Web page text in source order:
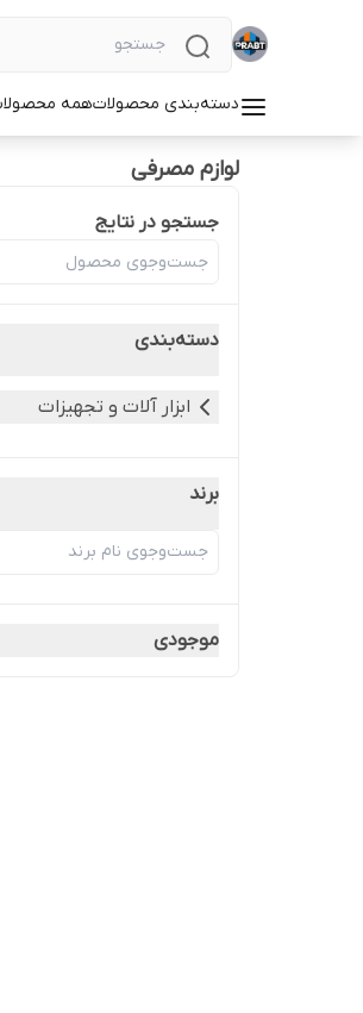
دسته‌بندی محصولاتهمه
لوازم مصرفی
جستجو در نتایج
دسته‌بندی
ابزار آلات و تجهیزات
برند
موجودی